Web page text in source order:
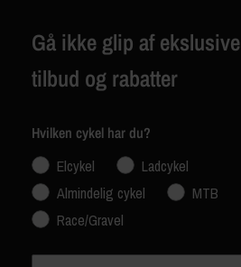
Gå ikke glip af ekslusive
tilbud og rabatter
Hvilken cykel har du?
Elcykel
Ladcykel
Almindelig cykel
MTB
Race/Gravel